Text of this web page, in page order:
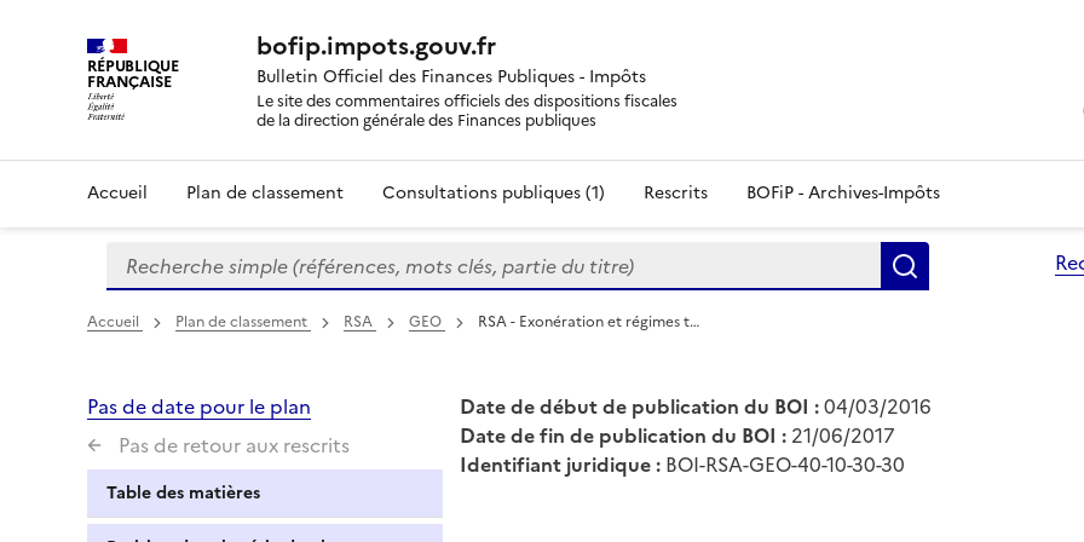
RÉPUBLIQUE
FRANÇAISE
bofip.impots.gouv.fr
Bulletin Officiel des Finances Publiques - Impôts
Le site des commentaires officiels des dispositions fiscales
de la direction générale des Finances publiques
Accueil Plan de classement Consultations publiques (1) Rescrits BOFiP - Archives-Impôts
Formulaire
de
recherche
Recherche simple (références, mots clés, partie du titre)
Accueil Plan de classement RSA GEO RSA - Exonération et régimes t…
Pas de date pour le plan
Pas de retour aux rescrits
Table des matières
Date de début de publication du BOI :04/03/2016
Date de fin de publication du BOI : 21/06/2017
Identifiant juridique : BOI-RSA-GEO-40-10-30-30